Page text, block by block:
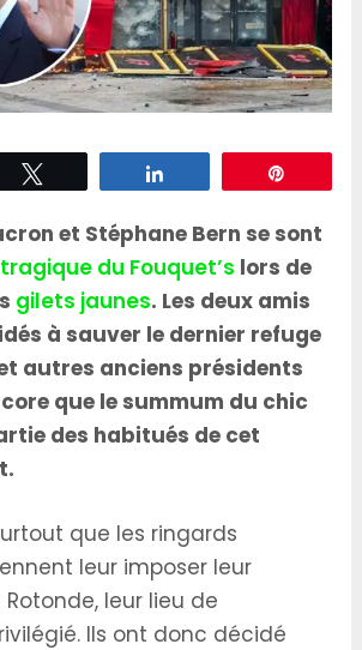
et Stéphane Bern se sont
du Fouquet’s lors de
gilets jaunes. Les deux amis
à sauver le dernier refuge
autres anciens présidents
que le summum du chic
des habitués de cet
que les ringards
leur imposer leur
leur lieu de
Ils ont donc décidé